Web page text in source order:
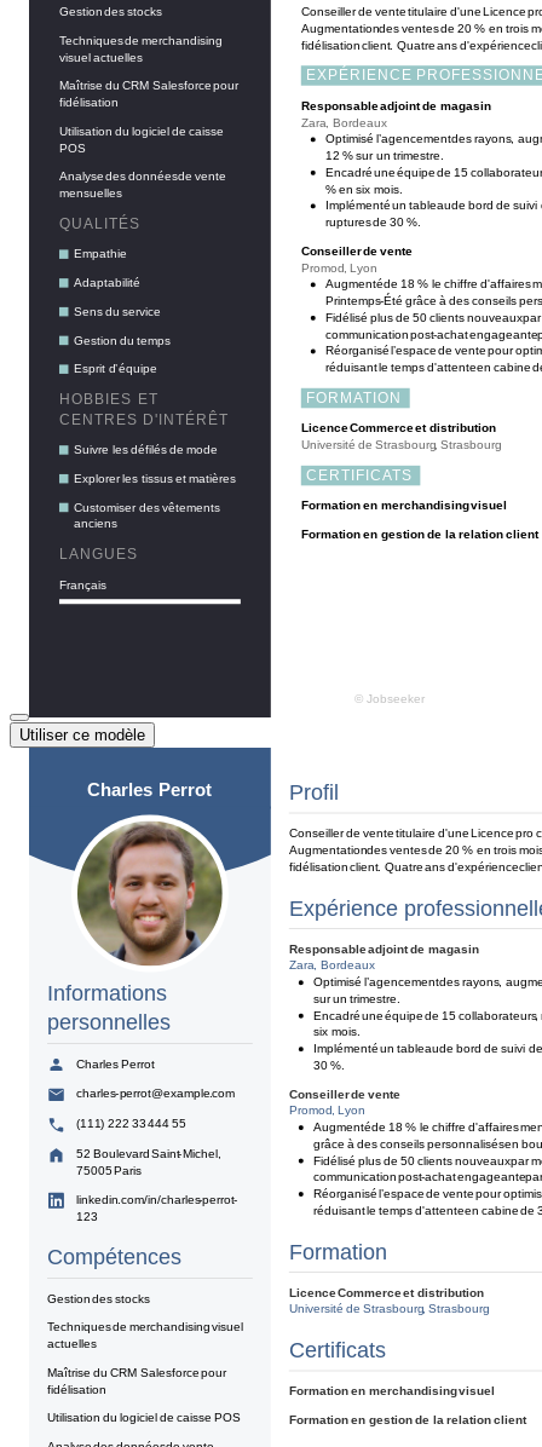
Utiliser ce modèle